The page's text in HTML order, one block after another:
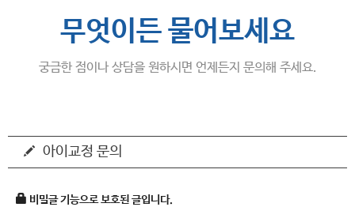
무엇이든 물어보세요
궁금한 점이나 상담을 원하시면 언제든지 문의해 주세요.
아이교정 문의
비밀글 기능으로 보호된 글입니다.